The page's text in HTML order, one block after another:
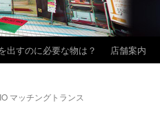
出すのに必要な物は？ 店舗案内
マッチングトランス